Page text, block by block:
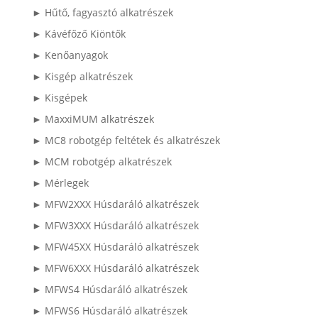
► Hűtő, fagyasztó alkatrészek
► Kávéfőző Kiöntők
► Kenőanyagok
► Kisgép alkatrészek
► Kisgépek
► MaxxiMUM alkatrészek
► MC8 robotgép feltétek és alkatrészek
► MCM robotgép alkatrészek
► Mérlegek
► MFW2XXX Húsdaráló alkatrészek
► MFW3XXX Húsdaráló alkatrészek
► MFW45XX Húsdaráló alkatrészek
► MFW6XXX Húsdaráló alkatrészek
► MFWS4 Húsdaráló alkatrészek
► MFWS6 Húsdaráló alkatrészek